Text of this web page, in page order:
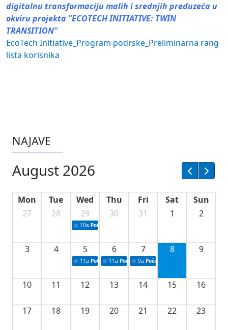
digitalnu transformaciju malih i srednjih preduzeća u
okviru projekta "ECOTECH INITIATIVE: TWIN
TRANSITION"
EcoTech Initiative_Program podrske_Preliminarna rang
lista korisnika
NAJAVE
August 2026
Mon Tue Wed Thu Fri Sat
Sun
27
28 29
10a Potpisivanje ugovora sa neprofitnim
30 31 1 2
3 4 5
11a Potpisivanje ugovora o stipendijama za
6
11a Podrška razvoju vodne infrastrukture u
7
9a Početak izgradnje nove
8 9
10 11 12 13 14 15 16
17 18 19 20 21 22 23